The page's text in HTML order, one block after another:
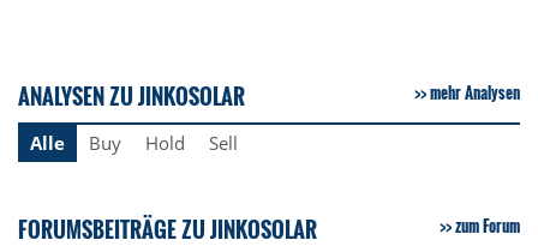
ANALYSEN ZU JINKOSOLAR mehr Analysen
Alle Buy Hold Sell
FORUMSBEITRÄGE ZU JINKOSOLAR zum Forum